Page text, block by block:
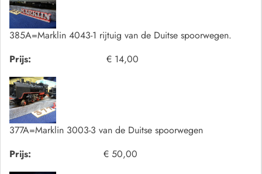
385A=Marklin 4043-1 rijtuig van de Duitse spoorwegen.
Prijs:
€ 14,00
377A=Marklin 3003-3 van de Duitse spoorwegen
Prijs:
€ 50,00